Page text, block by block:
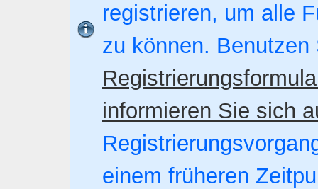
registrieren, um alle
zu können. Benutzen
informieren Sie sich
einem früheren